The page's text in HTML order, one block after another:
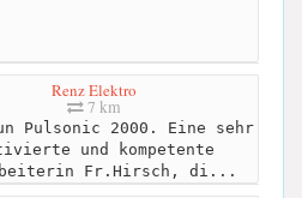
Renz Elektro
7 km
Pulsonic 2000. Eine sehr
und kompetente
Fr.Hirsch, di...